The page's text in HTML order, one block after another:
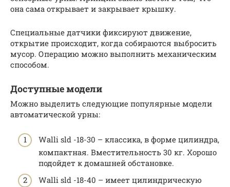
она сама открывает и закрывает крышку.
Специальные датчики фиксируют движение,
открытие происходит, когда собираются выбросить
мусор. Операцию можно выполнить механическим
способом.
Доступные модели
Можно выделить следующие популярные модели
автоматической урны:
Walli sld -18-30 – классика, в форме цилиндра,
компактная. Вместительность 30 кг. Хорошо
подойдет к домашней обстановке.
Walli sld -18-40 – имеет цилиндрическую